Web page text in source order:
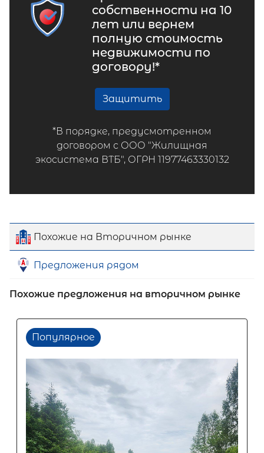
собственности на 10
лет или вернем
полную стоимость
недвижимости по
договору!*
Защитить
*В порядке, предусмотренном
договором с ООО "Жилищная
экосистема ВТБ", ОГРН 11977463330132
Похожие на Вторичном рынке
Предложения рядом
Похожие предложения на вторичном рынке
Популярное